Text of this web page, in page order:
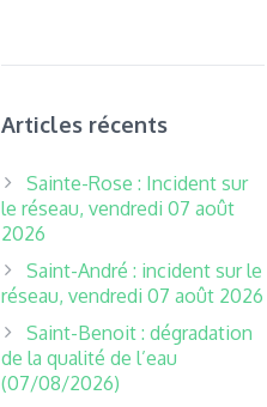
Articles récents
Sainte-Rose : Incident sur
le réseau, vendredi 07 août
2026
Saint-André : incident sur le
réseau, vendredi 07 août 2026
Saint-Benoit : dégradation
de la qualité de l’eau
(07/08/2026)